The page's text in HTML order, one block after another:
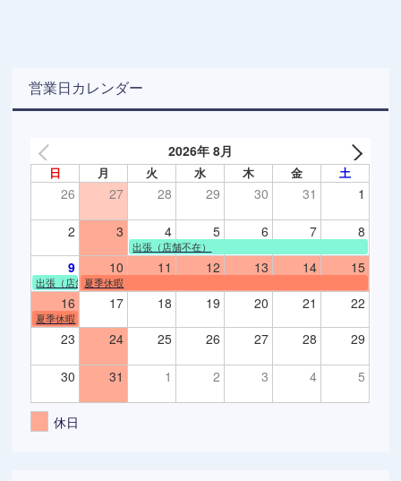
営業日カレンダー
2026年 8月
日 月 火 水 木 金 土
26 27 28 29 30 31 1
2 3 4 5 6 7 8
出張（店舗不在）
9 10 11 12 13 14 15
出張（店舗不在）
夏季休暇
16 17 18 19 20 21 22
夏季休暇
23 24 25 26 27 28 29
30 31 1 2 3 4 5
休日